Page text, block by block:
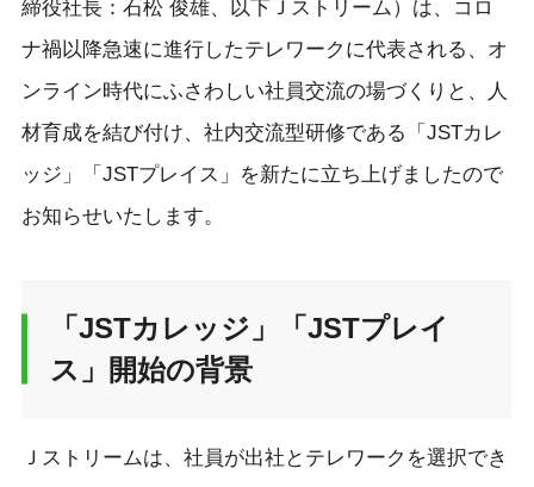
締役社長：石松 俊雄、以下Ｊストリーム）は、コロ
ナ禍以降急速に進行したテレワークに代表される、オ
ンライン時代にふさわしい社員交流の場づくりと、人
材育成を結び付け、社内交流型研修である「JSTカレ
ッジ」「JSTプレイス」を新たに立ち上げましたので
お知らせいたします。
「JSTカレッジ」「JSTプレイ
ス」開始の背景
Ｊストリームは、社員が出社とテレワークを選択でき